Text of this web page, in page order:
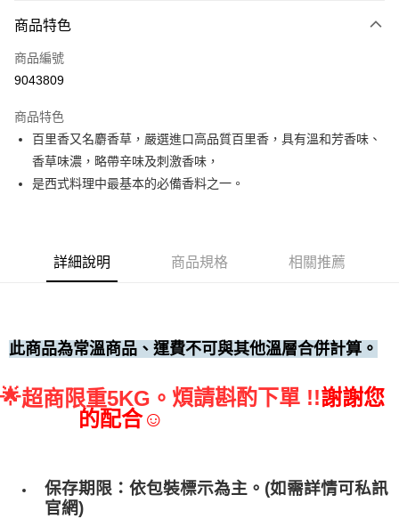
運送方式
• 付款後全家取貨
• 付款後7-11取貨
每筆NT$60，滿NT$699(含以上)免運費
(請點開選項勾選)
商品特色
商品編號
9043809
商品特色
百里香又名麝香草，嚴選進口高品質百里香，具有溫和芳香味、
香草味濃，略帶辛味及刺激香味，
是西式料理中最基本的必備香料之一。
詳細說明 商品規格 相關推薦
此商品為常溫商品、運費不可與其他溫層合併計算。
🌟超商限重5KG。 煩請斟酌下單 !!謝謝您
的配合☺
保存期限：依包裝標示為主。(如需詳情可私訊
官網)